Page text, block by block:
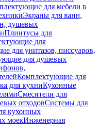
для мебели в
Экраны для ванн,
душевых
Плинтусы для
для
для унитазов, писсуаров,
для душевых
Комплектующие для
для кухниКухонные
Смесители для
отходовСистемы для
кухонных
моекИнженерная